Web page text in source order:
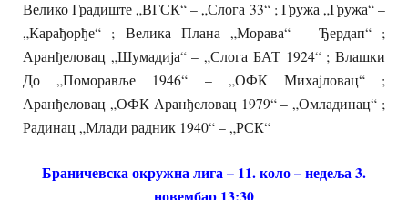
Велико Градиште „ВГСК“ – „Слога 33“ ; Гружа „Гружа“ –
„Карађорђе“ ; Велика Плана „Морава“ – Ђердап“ ;
Аранђеловац „Шумадија“ – „Слога БАТ 1924“ ; Влашки
До „Поморавље 1946“ – „ОФК Михајловац“ ;
Аранђеловац „ОФК Аранђеловац 1979“ – „Омладинац“ ;
Радинац „Млади радник 1940“ – „РСК“
Браничевска окружна лига – 11. коло – недеља 3.